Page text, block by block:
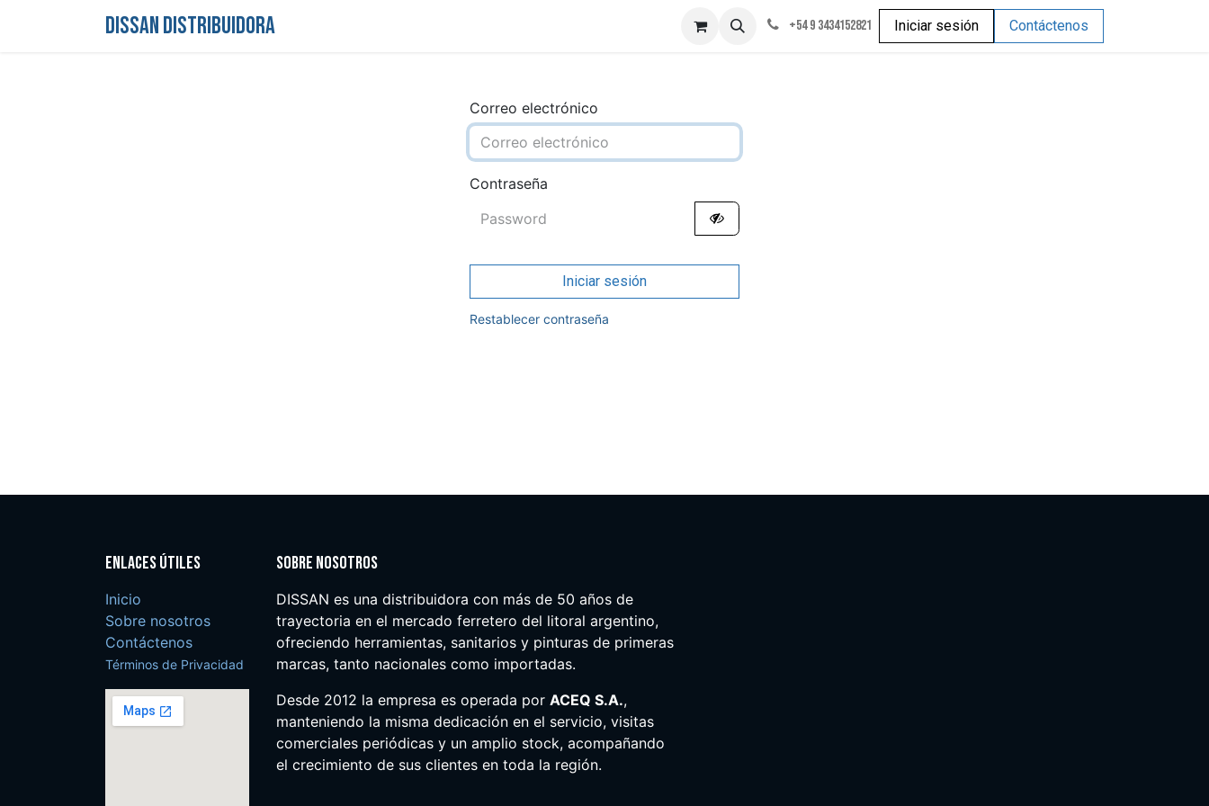
DISSAN DISTRIBUIDORA +54 9 3434152821 Iniciar sesión Contáctenos
Correo electrónico
Contraseña
Iniciar sesión
Restablecer contraseña
Enlaces útiles
Inicio
Sobre nosotros
Contáctenos
Términos de Privacidad
Sobre nosotros
DISSAN es una distribuidora con más de 50 años de
trayectoria en el mercado ferretero del litoral argentino,
ofreciendo herramientas, sanitarios y pinturas de primeras
marcas, tanto nacionales como importadas.
Desde 2012 la empresa es operada por ACEQ S.A.,
manteniendo la misma dedicación en el servicio, visitas
comerciales periódicas y un amplio stock, acompañando
el crecimiento de sus clientes en toda la región.